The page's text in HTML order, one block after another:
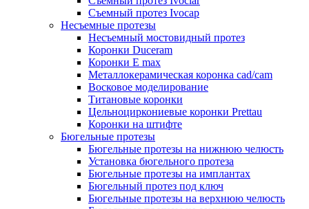
Съемный протез Ivocap
Несъемные протезы
Несъемный мостовидный протез
Коронки Duceram
Коронки E max
Металлокерамическая коронка cad/cam
Восковое моделирование
Титановые коронки
Цельноциркониевые коронки Prettau
Коронки на штифте
Бюгельные протезы
Бюгельные протезы на нижнюю челюсть
Установка бюгельного протеза
Бюгельные протезы на имплантах
Бюгельный протез под ключ
Бюгельные протезы на верхнюю челюсть